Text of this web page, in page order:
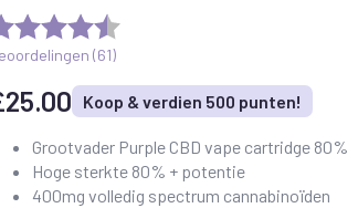
(61)
25.00 Koop & verdien 500 punten!
Grootvader Purple CBD vape cartridge 80%
Hoge sterkte 80% + potentie
400mg volledig spectrum cannabinoïden